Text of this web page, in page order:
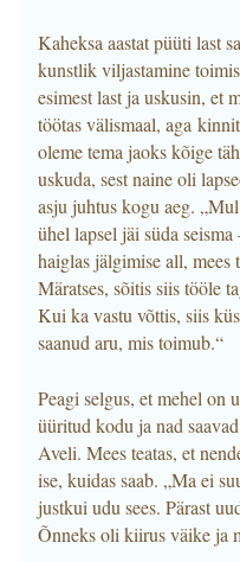
Kaheksa aastat püüti last
kunstlik viljastamine
esimest last ja uskusin, et
töötas välismaal, aga
oleme tema jaoks kõige
uskuda, sest naine oli
asju juhtus kogu aeg.
ühel lapsel jäi süda
haiglas jälgimise all, mees
Märatses, sõitis siis tööle
Kui ka vastu võttis, siis
saanud aru, mis toimub.“
Peagi selgus, et mehel on
üüritud kodu ja nad
Aveli. Mees teatas, et
ise, kuidas saab. „Ma ei
justkui udu sees. Pärast
Õnneks oli kiirus väike ja